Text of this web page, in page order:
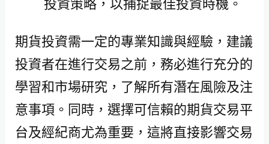
期貨投資需一定的專業知識與經驗，建議
投資者在進行交易之前，務必進行充分的
學習和市場研究，了解所有潛在風險及注
意事項。同時，選擇可信賴的期貨交易平
台及經紀商尤為重要，這將直接影響交易